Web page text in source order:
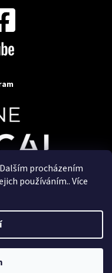
procházením
používáním.. Více
. Všechna práva